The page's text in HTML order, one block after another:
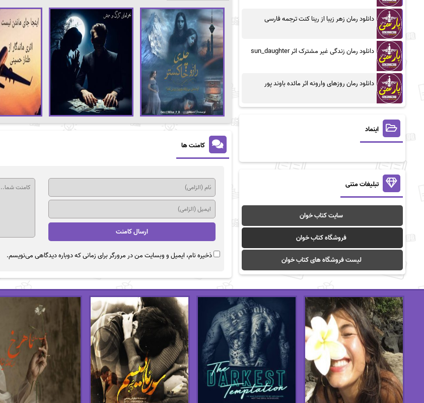
کامنت ها
ذخیره نام، ایمیل و وبسایت من در مرورگر برای زمانی که دوباره دیدگاهی می‌نویسم.
دانلود رمان زهر زیبا از رینا کنت ترجمه فارسی
دانلود رمان زندگی غیر مشترک اثر sun_daughter
دانلود رمان روزهای وارونه اثر مائده باوند پور
اینماد
تبلیغات متنی
سایت کتاب خوان
فروشگاه کتاب خوان
لیست فروشگاه های کتاب خوان